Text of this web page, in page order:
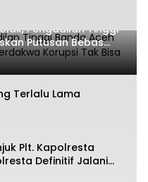
Pengadilan Tinggi
Putusan Bebas
Tak Bisa Diajukan
Terlalu Lama
Plt. Kapolresta
Definitif Jalani
Polri